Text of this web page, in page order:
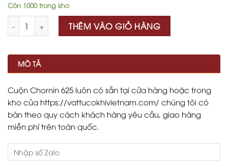
Còn 1000 trong kho
THÊM VÀO GIỎ HÀNG
MÔ TẢ
Cuộn Chornin 625 luôn có sẵn tại cửa hàng hoặc trong
kho của https://vattucokhivietnam.com/ chúng tôi có
bán theo quy cách khách hàng yêu cầu, giao hàng
miễn phí trên toàn quốc.